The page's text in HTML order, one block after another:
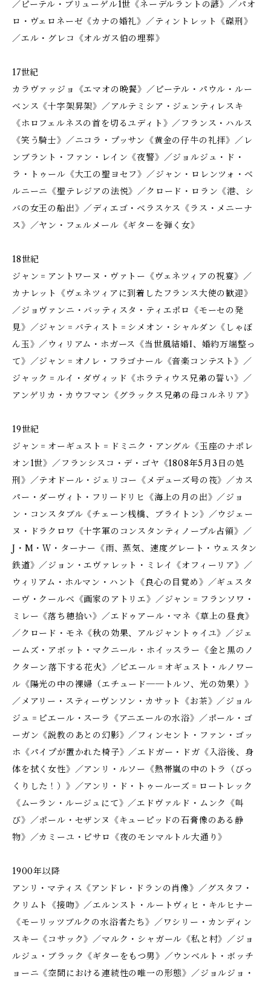
／ピーテル・ブリューゲル1世《ネーデルラントの諺》／パオ
ロ・ヴェロネーゼ《カナの婚礼》／ティントレット《磔刑》
／エル・グレコ《オルガス伯の埋葬》
17世紀
カラヴァッジョ《エマオの晩餐》／ピーテル・パウル・ルー
ベンス《十字架昇架》／アルテミシア・ジェンティレスキ
《ホロフェルネスの首を切るユディト》／フランス・ハルス
《笑う騎士》／ニコラ・プッサン《黄金の仔牛の礼拝》／レ
ンブラント・ファン・レイン《夜警》／ジョルジュ・ド・
ラ・トゥール《大工の聖ヨセフ》／ジャン・ロレンツォ・ベ
ルニーニ《聖テレジアの法悦》／クロード・ロラン《港、シ
バの女王の船出》／ディエゴ・ベラスケス《ラス・メニーナ
ス》／ヤン・フェルメール《ギターを弾く女》
18世紀
ジャン゠アントワーヌ・ヴァトー《ヴェネツィアの祝宴》／
カナレット《ヴェネツィアに到着したフランス大使の歓迎》
／ジョヴァンニ・バッティスタ・ティエポロ《モーセの発
見》／ジャン゠バティスト゠シメオン・シャルダン《しゃぼ
ん玉》／ウィリアム・ホガース《当世風結婚I、婚約万端整っ
て》／ジャン゠オノレ・フラゴナール《音楽コンテスト》／
ジャック゠ルイ・ダヴィッド《ホラティウス兄弟の誓い》／
アンゲリカ・カウフマン《グラックス兄弟の母コルネリア》
19世紀
ジャン゠オーギュスト゠ドミニク・アングル《玉座のナポレ
オン1世》／フランシスコ・デ・ゴヤ《1808年5月3日の処
刑》／テオドール・ジェリコー《メデューズ号の筏》／カス
パー・ダーヴィト・フリードリヒ《海上の月の出》／ジョ
ン・コンスタブル《チェーン桟橋、ブライトン》／ウジェー
ヌ・ドラクロワ《十字軍のコンスタンティノープル占領》／
J・M・Ｗ・ターナー《雨、蒸気、速度――グレート・ウェスタン
鉄道》／ジョン・エヴァレット・ミレイ《オフィーリア》／
ウィリアム・ホルマン・ハント《良心の目覚め》／ギュスタ
ーヴ・クールベ《画家のアトリエ》／ジャン゠フランソワ・
ミレー《落ち穂拾い》／エドゥアール・マネ《草上の昼食》
／クロード・モネ《秋の効果、アルジャントゥイユ》／ジェ
ームズ・アボット・マクニール・ホイッスラー《金と黒のノ
クターン――落下する花火》／ピエール゠オギュスト・ルノワー
ル《陽光の中の裸婦（エチュード──トルソ、光の効果）》
／メアリー・スティーヴンソン・カサット《お茶》／ジョル
ジュ゠ピエール・スーラ《アニエールの水浴》／ポール・ゴ
ーガン《説教のあとの幻影》／フィンセント・ファン・ゴッ
ホ《パイプが置かれた椅子》／エドガー・ドガ《入浴後、身
体を拭く女性》／アンリ・ルソー《熱帯嵐の中のトラ（びっ
くりした！）》／アンリ・ド・トゥールーズ゠ロートレック
《ムーラン・ルージュにて》／エドヴァルド・ムンク《叫
び》／ポール・セザンヌ《キューピッドの石膏像のある静
物》／カミーユ・ピサロ《夜のモンマルトル大通り》
1900年以降
アンリ・マティス《アンドレ・ドランの肖像》／グスタフ・
クリムト《接吻》／エルンスト・ルートヴィヒ・キルヒナー
《モーリッツブルクの水浴者たち》／ワシリー・カンディン
スキー《コサック》／マルク・シャガール《私と村》／ジョ
ルジュ・ブラック《ギターをもつ男》／ウンベルト・ボッチ
ョーニ《空間における連続性の唯一の形態》／ジョルジョ・